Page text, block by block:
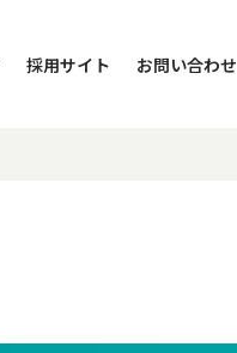
採用サイト お問い合わせ